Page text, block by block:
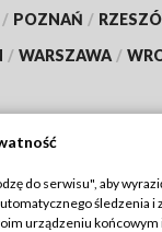
/ POZNAŃ /
/ WARSZAWA /
TVP
do serwisu", aby
śledzenia i
urządzeniu końcowym